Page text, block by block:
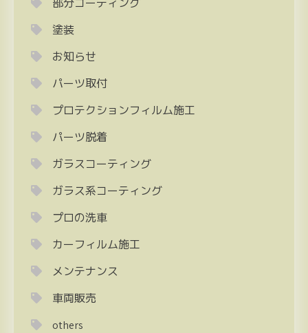
塗装
お知らせ
パーツ取付
プロテクションフィルム施工
パーツ脱着
ガラスコーティング
ガラス系コーティング
プロの洗車
カーフィルム施工
メンテナンス
車両販売
others